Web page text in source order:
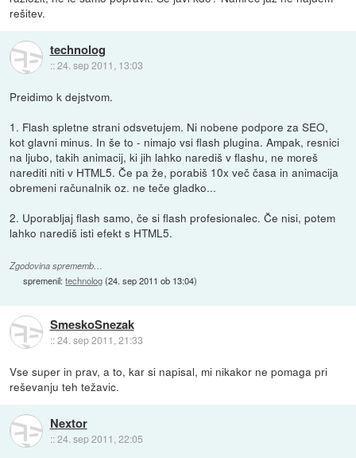
rešitev.
technolog
::24. sep 2011, 13:03
Preidimo k dejstvom.
1. Flash spletne strani odsvetujem. Ni nobene podpore za SEO,
kot glavni minus. In še to - nimajo vsi flash plugina. Ampak, resnici
na ljubo, takih animacij, ki jih lahko narediš v flashu, ne moreš
narediti niti v HTML5. Če pa že, porabiš 10x več časa in animacija
obremeni računalnik oz. ne teče gladko...
2. Uporabljaj flash samo, če si flash profesionalec. Če nisi, potem
lahko narediš isti efekt s HTML5.
Zgodovina sprememb…
spremenil:technolog(24. sep 2011 ob 13:04)
SmeskoSnezak
::24. sep 2011, 21:33
Vse super in prav, a to, kar si napisal, mi nikakor ne pomaga pri
reševanju teh težavic.
Nextor
::24. sep 2011, 22:05